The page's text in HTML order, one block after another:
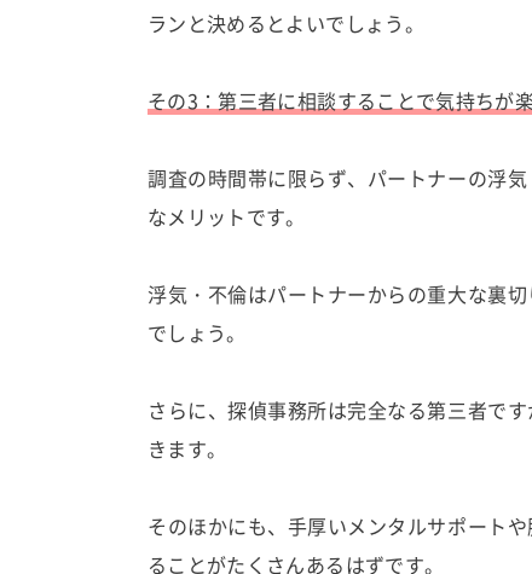
ランと決めるとよいでしょう。
その3：第三者に相談することで気持ちが
調査の時間帯に限らず、パートナーの浮
なメリットです。
浮気・不倫はパートナーからの重大な裏
でしょう。
さらに、探偵事務所は完全なる第三者で
きます。
そのほかにも、手厚いメンタルサポート
ることがたくさんあるはずです。